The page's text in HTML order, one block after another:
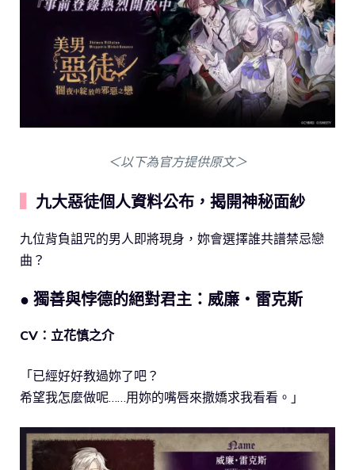
＜以下為官方提供原文＞
九大惡徒個人資料公布，揭開神秘面紗
九位背負詛咒的男人即將現身，妳會選擇誰共譜禁忌戀
曲？
● 獨善與悖德的絕對君主：威廉・雷克斯
CV：立花慎之介
「已經好好教過妳了吧？
希望我怎麼做呢……用妳的嘴唇來撒嬌求我看看。」